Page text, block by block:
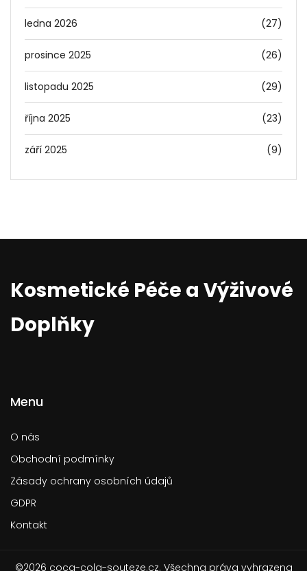
ledna 2026 (27)
prosince 2025 (26)
listopadu 2025 (29)
října 2025 (23)
září 2025 (9)
Kosmetické Péče a Výživové
Doplňky
Menu
O nás
Obchodní podmínky
Zásady ochrany osobních údajů
GDPR
Kontakt
©2026 coca-cola-souteze.cz. Všechna práva vyhrazena